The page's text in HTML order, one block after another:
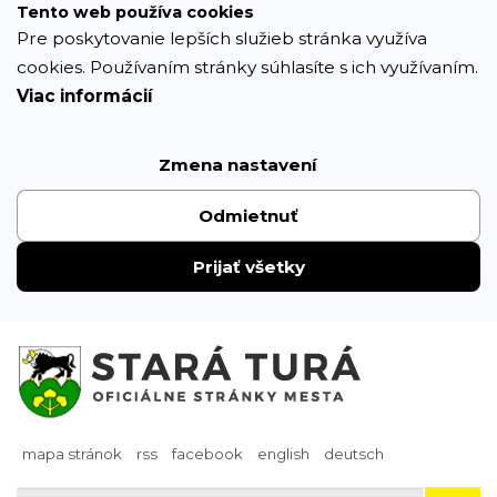
Prejsť
obsahu
Tento web používa cookies
Pre poskytovanie lepších služieb stránka využíva
cookies. Používaním stránky súhlasíte s ich využívaním.
Viac informácií
Zmena nastavení
Odmietnuť
Prijať všetky
mapa stránok rss facebook english deutsch